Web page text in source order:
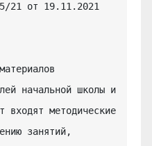
21 от 19.11.2021
начальной школы и
входят методические
занятий,